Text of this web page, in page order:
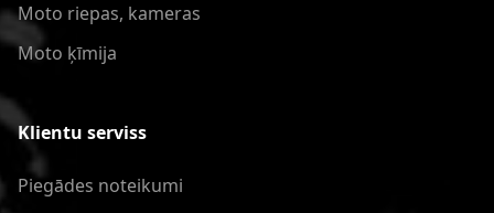
Moto riepas, kameras
Moto ķīmija
Klientu serviss
Piegādes noteikumi